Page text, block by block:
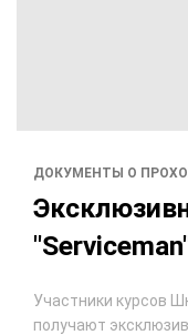
ДОКУМЕНТЫ О
Участники курсов
получают